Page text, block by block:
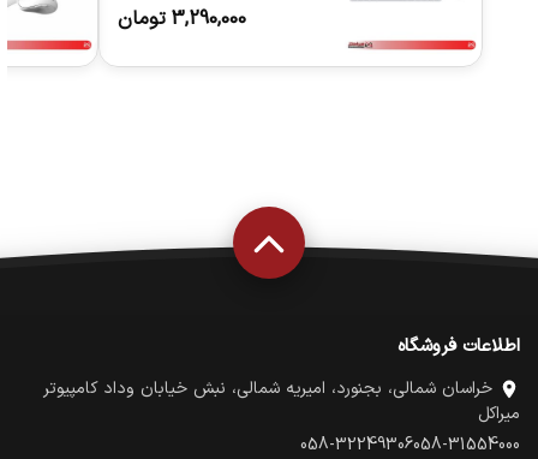
3,290,000 تومان
اطلاعات فروشگاه
خراسان شمالی، بجنورد، امیریه شمالی، نبش خیابان وداد کامپیوتر
میراکل
058-31554000
058-32249306